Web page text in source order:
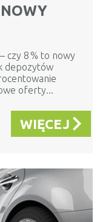
czy 8 % to nowy
depozytów
oferty...
WIĘCEJ